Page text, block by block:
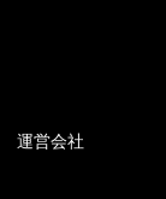
運営会社